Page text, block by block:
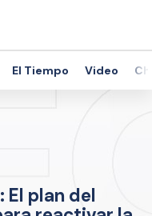
El Tiempo Video
El plan del